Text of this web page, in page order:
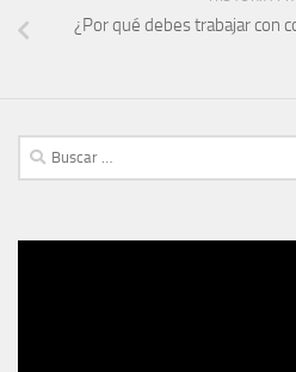
¿Por qué debes trabajar con
Buscar: